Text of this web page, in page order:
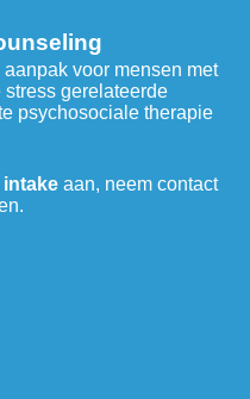
voor mensen met
stress gerelateerde
psychosociale therapie
aan, neem contact